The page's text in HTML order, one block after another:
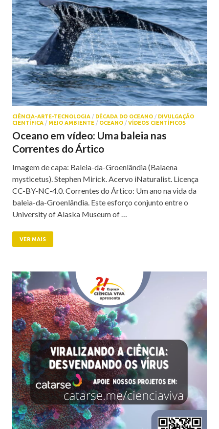
CIÊNCIA-ARTE-TECNOLOGIA / DÉCADA DO OCEANO / DIVULGAÇÃO
CIENTÍFICA / MEIO AMBIENTE / OCEANO / VÍDEOS CIENTÍFICOS
Oceano em vídeo: Uma baleia nas
Correntes do Ártico
Imagem de capa: Baleia-da-Groenlândia (Balaena
mysticetus). Stephen Mirick. Acervo iNaturalist. Licença
CC-BY-NC-4.0. Correntes do Ártico: Um ano na vida da
baleia-da-Groenlândia. Este esforço conjunto entre o
University of Alaska Museum of …
VER MAIS